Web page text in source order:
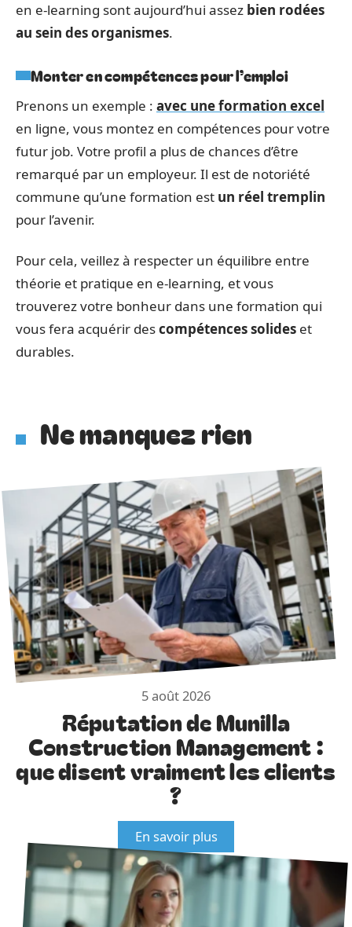
en e-learning sont aujourd’hui assez bien rodées
au sein des organismes.
Monter en compétences pour l’emploi
Prenons un exemple : avec une formation excel
en ligne, vous montez en compétences pour votre
futur job. Votre profil a plus de chances d’être
remarqué par un employeur. Il est de notoriété
commune qu’une formation est un réel tremplin
pour l’avenir.
Pour cela, veillez à respecter un équilibre entre
théorie et pratique en e-learning, et vous
trouverez votre bonheur dans une formation qui
vous fera acquérir descompétences solides et
durables.
Ne manquez rien
5 août 2026
Réputation de Munilla
Construction Management :
que disent vraiment les clients
?
En savoir plus